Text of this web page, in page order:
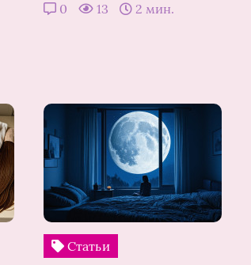
0 13 2 мин.
Статьи